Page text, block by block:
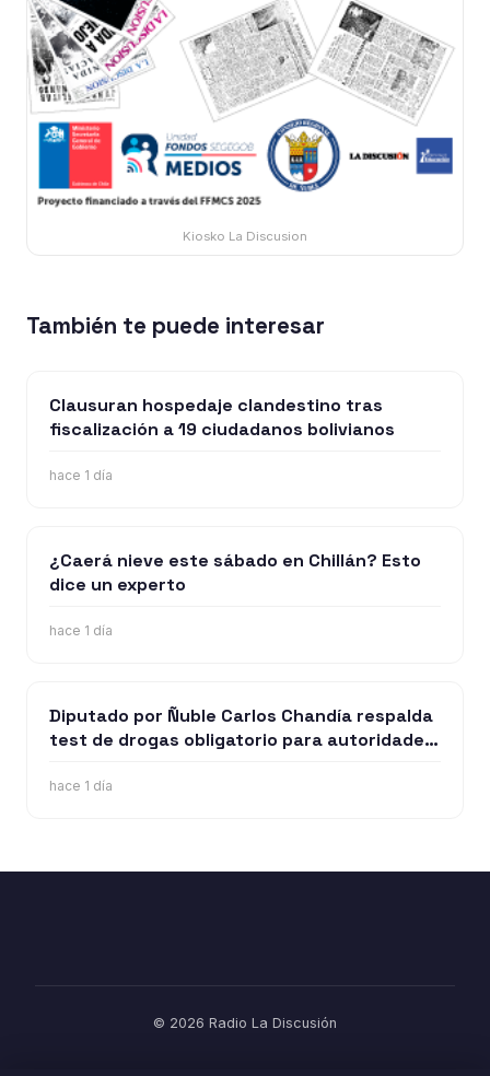
Kiosko La Discusion
También te puede interesar
Clausuran hospedaje clandestino tras
fiscalización a 19 ciudadanos bolivianos
hace 1 día
¿Caerá nieve este sábado en Chillán? Esto
dice un experto
hace 1 día
Diputado por Ñuble Carlos Chandía respalda
test de drogas obligatorio para autoridades
hace 1 día
© 2026 Radio La Discusión